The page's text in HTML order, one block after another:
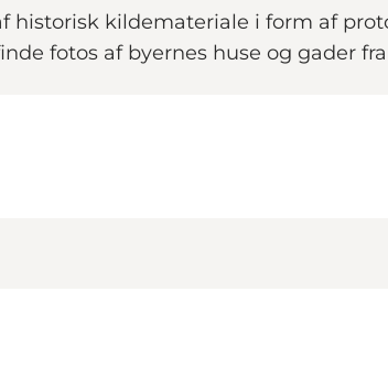
kildemateriale i form af
fotos af byernes huse og gader